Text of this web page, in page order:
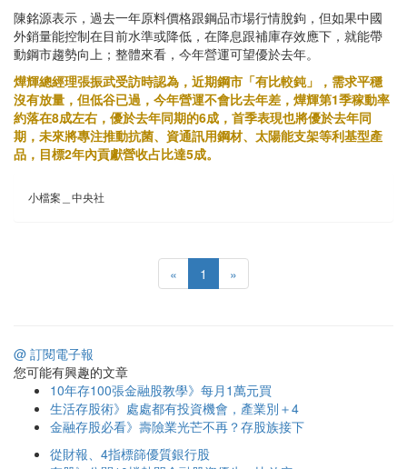
陳銘源表示，過去一年原料價格跟鋼品市場行情脫鉤，但如果中國
外銷量能控制在目前水準或降低，在降息跟補庫存效應下，就能帶
動鋼市趨勢向上；整體來看，今年營運可望優於去年。
燁輝總經理張振武受訪時認為，近期鋼市「有比較鈍」，需求平穩
沒有放量，但低谷已過，今年營運不會比去年差，燁輝第1季稼動率
約落在8成左右，優於去年同期的6成，首季表現也將優於去年同
期，未來將專注推動抗菌、資通訊用鋼材、太陽能支架等利基型產
品，目標2年內貢獻營收占比達5成。
小檔案＿中央社
« 1 »
@ 訂閱電子報
您可能有興趣的文章
10年存100張金融股教學》每月1萬元買
生活存股術》處處都有投資機會，產業別＋4
金融存股必看》壽險業光芒不再？存股族接下
從財報、4指標篩優質銀行股